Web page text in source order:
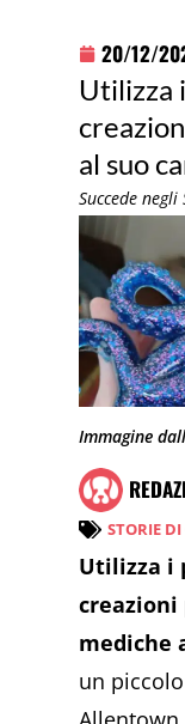
20/12/
Utilizza
al suo
Succede
Immagine
STORIE
Utilizza i
creazioni
mediche
un